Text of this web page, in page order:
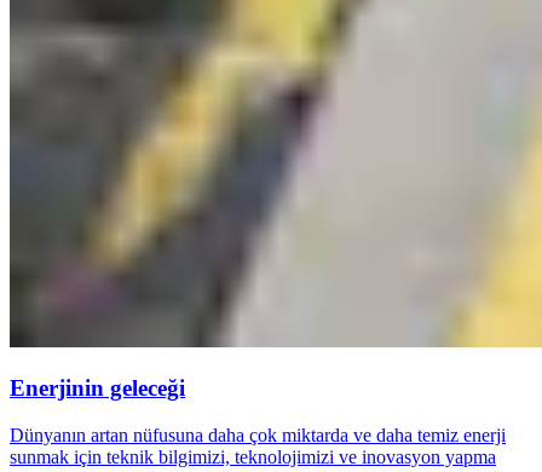
Enerjinin geleceği
Dünyanın artan nüfusuna daha çok miktarda ve daha temiz enerji
sunmak için teknik bilgimizi, teknolojimizi ve inovasyon yapma